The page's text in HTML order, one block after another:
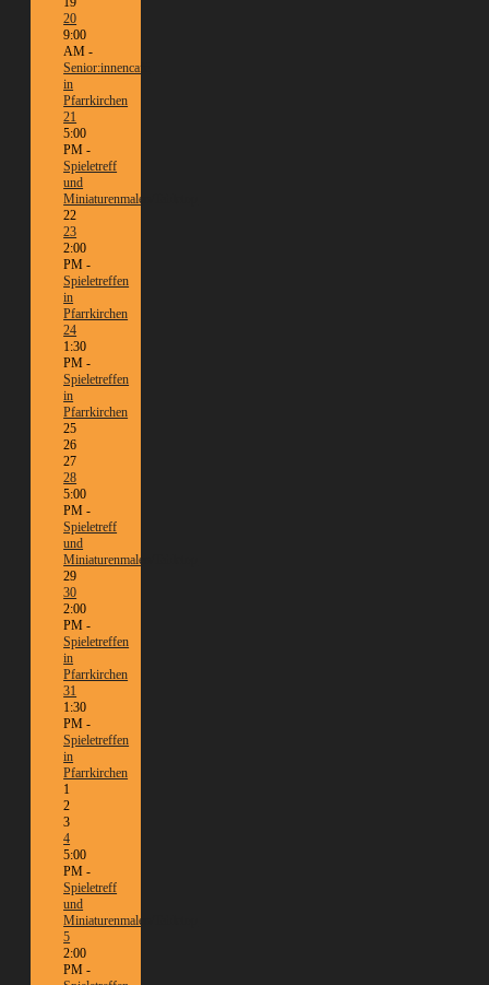
20
9:00
AM -
Senior:innencafé
in
Pfarrkirchen
21
5:00
PM -
Spieletreff
und
Miniaturenmalen/Tabletop
22
23
2:00
PM -
Spieletreffen
in
Pfarrkirchen
24
1:30
PM -
Spieletreffen
in
Pfarrkirchen
25
26
27
28
5:00
PM -
Spieletreff
und
Miniaturenmalen/Tabletop
29
30
2:00
PM -
Spieletreffen
in
Pfarrkirchen
31
1:30
PM -
Spieletreffen
in
Pfarrkirchen
1
2
3
4
5:00
PM -
Spieletreff
und
Miniaturenmalen/Tabletop
5
2:00
PM -